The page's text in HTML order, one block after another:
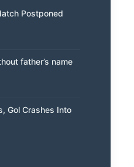
Postponed
father’s name
Gol Crashes Into